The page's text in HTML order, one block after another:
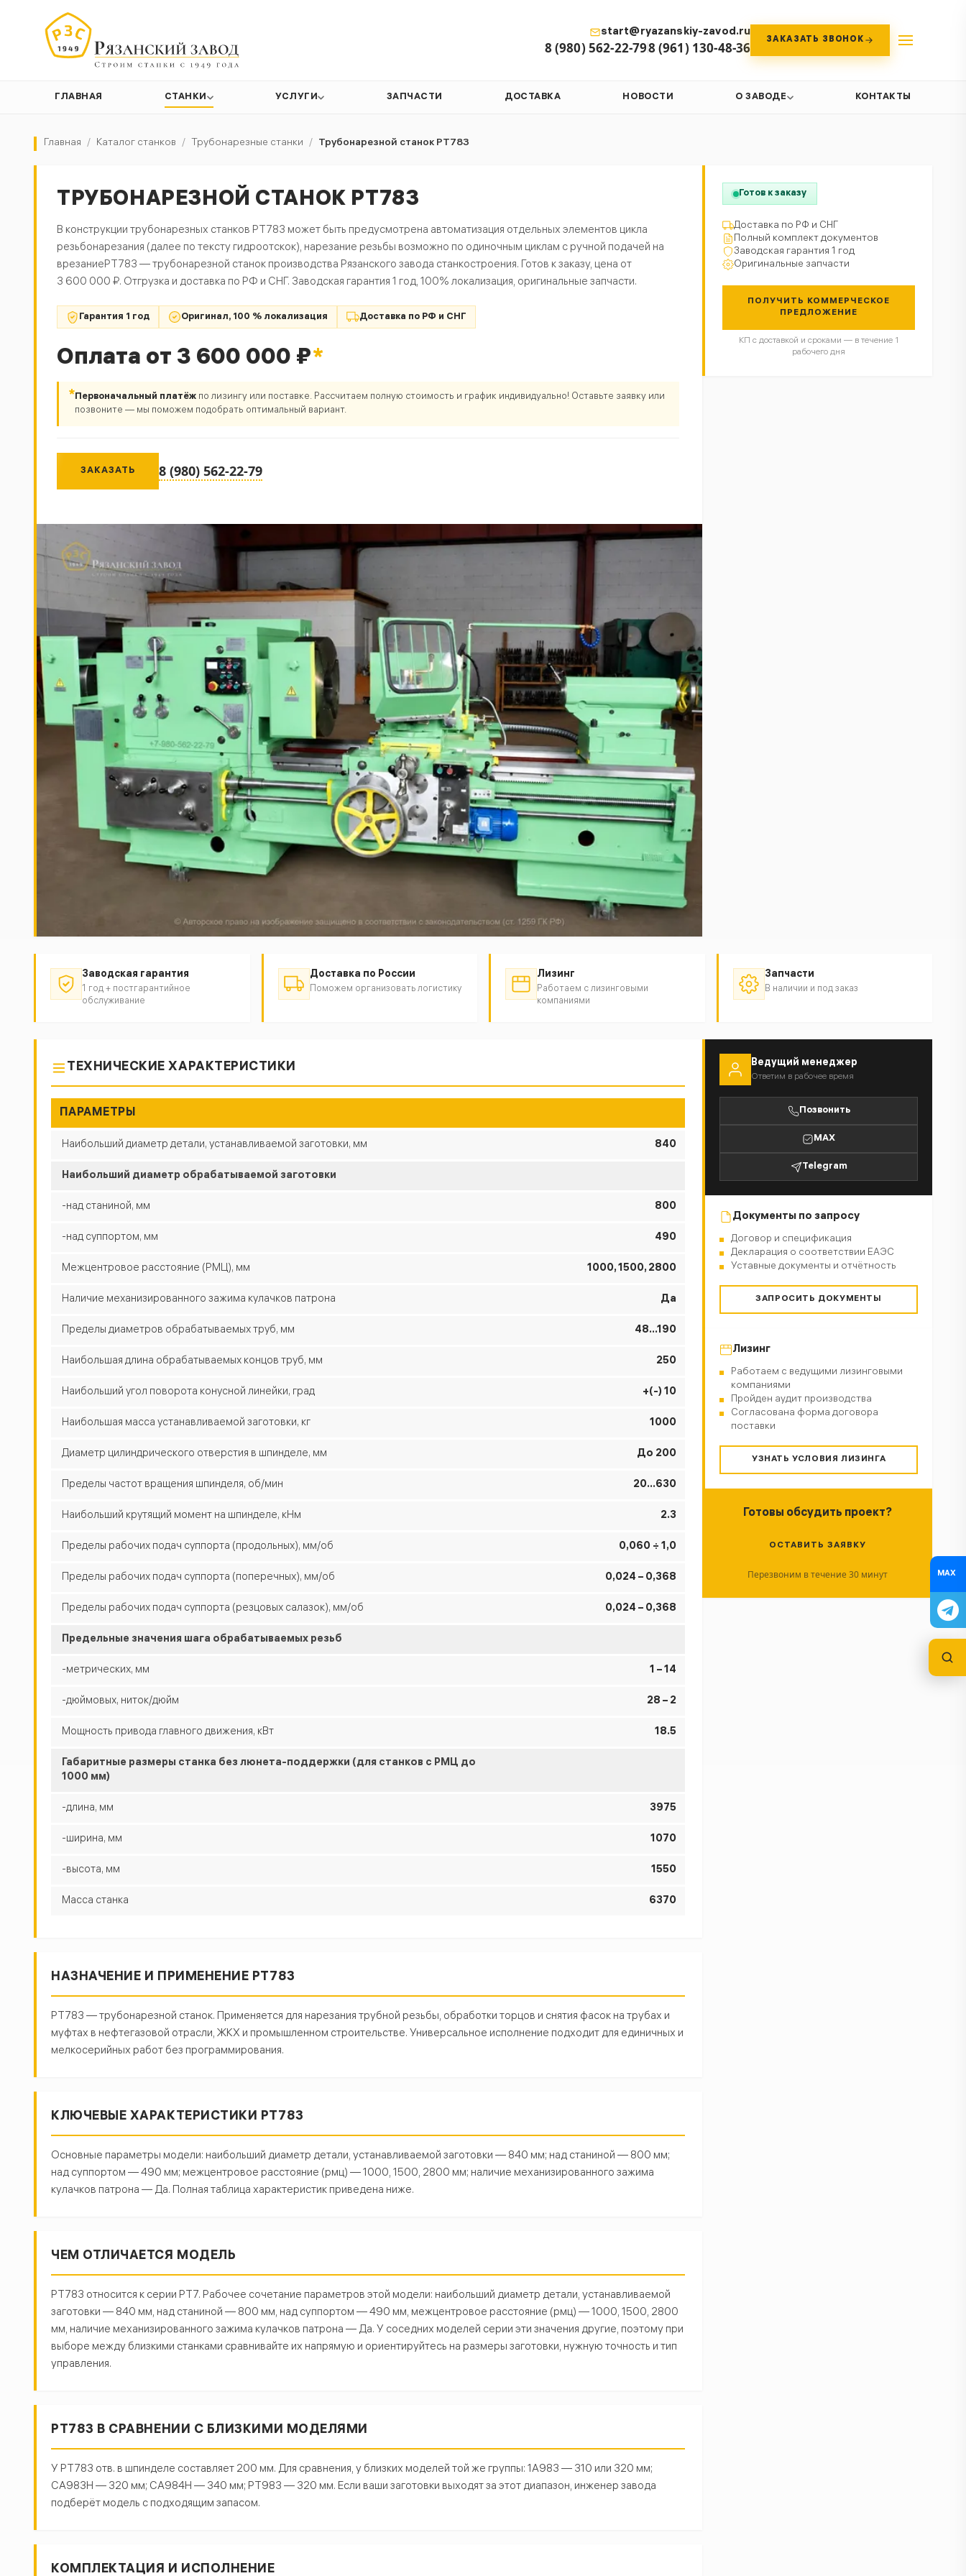
start@ryazanskiy-zavod.ru
8 (980) 562-22-798 (961) 130-48-36 ЗАКАЗАТЬ ЗВОНОК
ГЛАВНАЯ СТАНКИ УСЛУГИ ЗАПЧАСТИ ДОСТАВКА НОВОСТИ О ЗАВОДЕ КОНТАКТЫ
Главная / Каталог станков / Трубонарезные станки / Трубонарезной станок РТ783
ТРУБОНАРЕЗНОЙ СТАНОК РТ783
В конструкции трубонарезных станков РТ783 может быть предусмотрена автоматизация отдельных элементов цикла
резьбонарезания (далее по тексту гидроотскок), нарезание резьбы возможно по одиночным циклам с ручной подачей на
врезаниеРТ783 — трубонарезной станок производства Рязанского завода станкостроения. Готов к заказу, цена от
3 600 000 ₽. Отгрузка и доставка по РФ и СНГ. Заводская гарантия 1 год, 100% локализация, оригинальные запчасти.
Гарантия 1 год Оригинал, 100 % локализация Доставка по РФ и СНГ
Оплата от 3 600 000 ₽*
*Первоначальный платёж по лизингу или поставке. Рассчитаем полную стоимость и график индивидуально! Оставьте заявку или
позвоните — мы поможем подобрать оптимальный вариант.
ЗАКАЗАТЬ 8 (980) 562-22-79
Готов к заказу
Доставка по РФ и СНГ
Полный комплект документов
Заводская гарантия 1 год
Оригинальные запчасти
ПОЛУЧИТЬ КОММЕРЧЕСКОЕ
ПРЕДЛОЖЕНИЕ
КП с доставкой и сроками — в течение 1
рабочего дня
Заводская гарантия
1 год + постгарантийное
обслуживание
Доставка по России
Поможем организовать логистику
Лизинг
Работаем с лизинговыми
компаниями
Запчасти
В наличии и под заказ
ТЕХНИЧЕСКИЕ ХАРАКТЕРИСТИКИ
ПАРАМЕТРЫ
Наибольший диаметр детали, устанавливаемой заготовки, мм 840
Наибольший диаметр обрабатываемой заготовки
-над станиной, мм 800
-над суппортом, мм 490
Межцентровое расстояние (РМЦ), мм 1000, 1500, 2800
Наличие механизированного зажима кулачков патрона Да
Пределы диаметров обрабатываемых труб, мм 48…190
Наибольшая длина обрабатываемых концов труб, мм 250
Наибольший угол поворота конусной линейки, град +(-) 10
Наибольшая масса устанавливаемой заготовки, кг 1000
Диаметр цилиндрического отверстия в шпинделе, мм До 200
Пределы частот вращения шпинделя, об/мин 20…630
Наибольший крутящий момент на шпинделе, кНм 2.3
Пределы рабочих подач суппорта (продольных), мм/об 0,060 ÷ 1,0
Пределы рабочих подач суппорта (поперечных), мм/об 0,024 – 0,368
Пределы рабочих подач суппорта (резцовых салазок), мм/об 0,024 – 0,368
Предельные значения шага обрабатываемых резьб
-метрических, мм 1 – 14
-дюймовых, ниток/дюйм 28 – 2
Мощность привода главного движения, кВт 18.5
Габаритные размеры станка без люнета-поддержки (для станков с РМЦ до
1000 мм)
-длина, мм 3975
-ширина, мм 1070
-высота, мм 1550
Масса станка 6370
НАЗНАЧЕНИЕ И ПРИМЕНЕНИЕ РТ783
РТ783 — трубонарезной станок. Применяется для нарезания трубной резьбы, обработки торцов и снятия фасок на трубах и
муфтах в нефтегазовой отрасли, ЖКХ и промышленном строительстве. Универсальное исполнение подходит для единичных и
мелкосерийных работ без программирования.
КЛЮЧЕВЫЕ ХАРАКТЕРИСТИКИ РТ783
Основные параметры модели: наибольший диаметр детали, устанавливаемой заготовки — 840 мм; над станиной — 800 мм;
над суппортом — 490 мм; межцентровое расстояние (рмц) — 1000, 1500, 2800 мм; наличие механизированного зажима
кулачков патрона — Да. Полная таблица характеристик приведена ниже.
ЧЕМ ОТЛИЧАЕТСЯ МОДЕЛЬ
РТ783 относится к серии РТ7. Рабочее сочетание параметров этой модели: наибольший диаметр детали, устанавливаемой
заготовки — 840 мм, над станиной — 800 мм, над суппортом — 490 мм, межцентровое расстояние (рмц) — 1000, 1500, 2800
мм, наличие механизированного зажима кулачков патрона — Да. У соседних моделей серии эти значения другие, поэтому при
выборе между близкими станками сравнивайте их напрямую и ориентируйтесь на размеры заготовки, нужную точность и тип
управления.
РТ783 В СРАВНЕНИИ С БЛИЗКИМИ МОДЕЛЯМИ
У РТ783 отв. в шпинделе составляет 200 мм. Для сравнения, у близких моделей той же группы: 1А983 — 310 или 320 мм;
СА983Н — 320 мм; СА984Н — 340 мм; РТ983 — 320 мм. Если ваши заготовки выходят за этот диапазон, инженер завода
подберёт модель с подходящим запасом.
КОМПЛЕКТАЦИЯ И ИСПОЛНЕНИЕ
Ведущий менеджер
Ответим в рабочее время
Позвонить
MAX
Telegram
Документы по запросу
Договор и спецификация
Декларация о соответствии ЕАЭС
Уставные документы и отчётность
ЗАПРОСИТЬ ДОКУМЕНТЫ
Лизинг
Работаем с ведущими лизинговыми
компаниями
Пройден аудит производства
Согласована форма договора
поставки
УЗНАТЬ УСЛОВИЯ ЛИЗИНГА
Готовы обсудить проект?
ОСТАВИТЬ ЗАЯВКУ
Перезвоним в течение 30 минут MAX